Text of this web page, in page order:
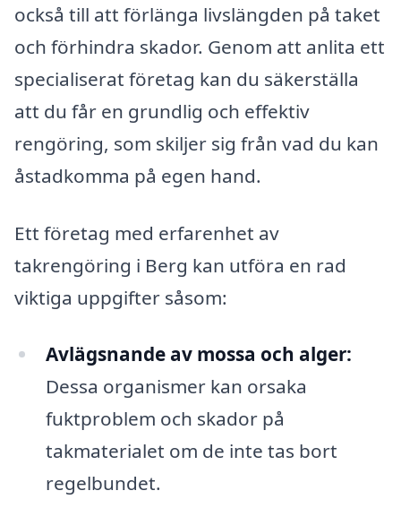
också till att förlänga livslängden på taket
och förhindra skador. Genom att anlita ett
specialiserat företag kan du säkerställa
att du får en grundlig och effektiv
rengöring, som skiljer sig från vad du kan
åstadkomma på egen hand.
Ett företag med erfarenhet av
takrengöring i Berg kan utföra en rad
viktiga uppgifter såsom:
Avlägsnande av mossa och alger:
Dessa organismer kan orsaka
fuktproblem och skador på
takmaterialet om de inte tas bort
regelbundet.